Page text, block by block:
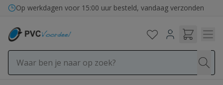
Ga naar de inhoud
Op werkdagen voor 15:00 uur besteld, vandaag verzonden